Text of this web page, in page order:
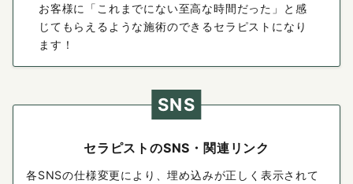
お客様に「これまでにない至高な時間だった」と感
じてもらえるような施術のできるセラピストになり
ます！
SNS
セラピストのSNS・関連リンク
各SNSの仕様変更により、埋め込みが正しく表示されて